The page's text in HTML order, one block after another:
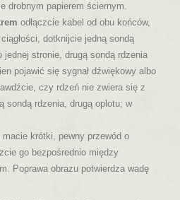
drobnym papierem ściernym.
odłączcie kabel od obu końców,
dotknijcie jedną sondą
jednej stronie, drugą sondą rdzenia
pojawić się sygnał dźwiękowy albo
czy rdzeń nie zwiera się z
sondą rdzenia, drugą oplotu; w
macie krótki, pewny przewód o
go bezpośrednio między
Poprawa obrazu potwierdza wadę